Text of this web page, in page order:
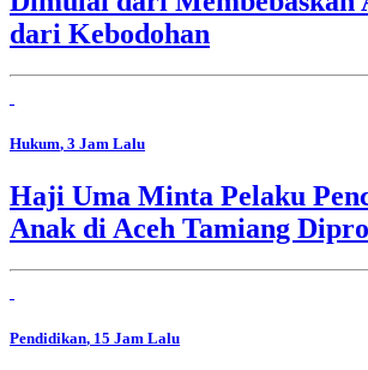
dari Kebodohan
Hukum, 3 Jam Lalu
Haji Uma Minta Pelaku
Anak di Aceh Tamiang
Pendidikan, 15 Jam Lalu